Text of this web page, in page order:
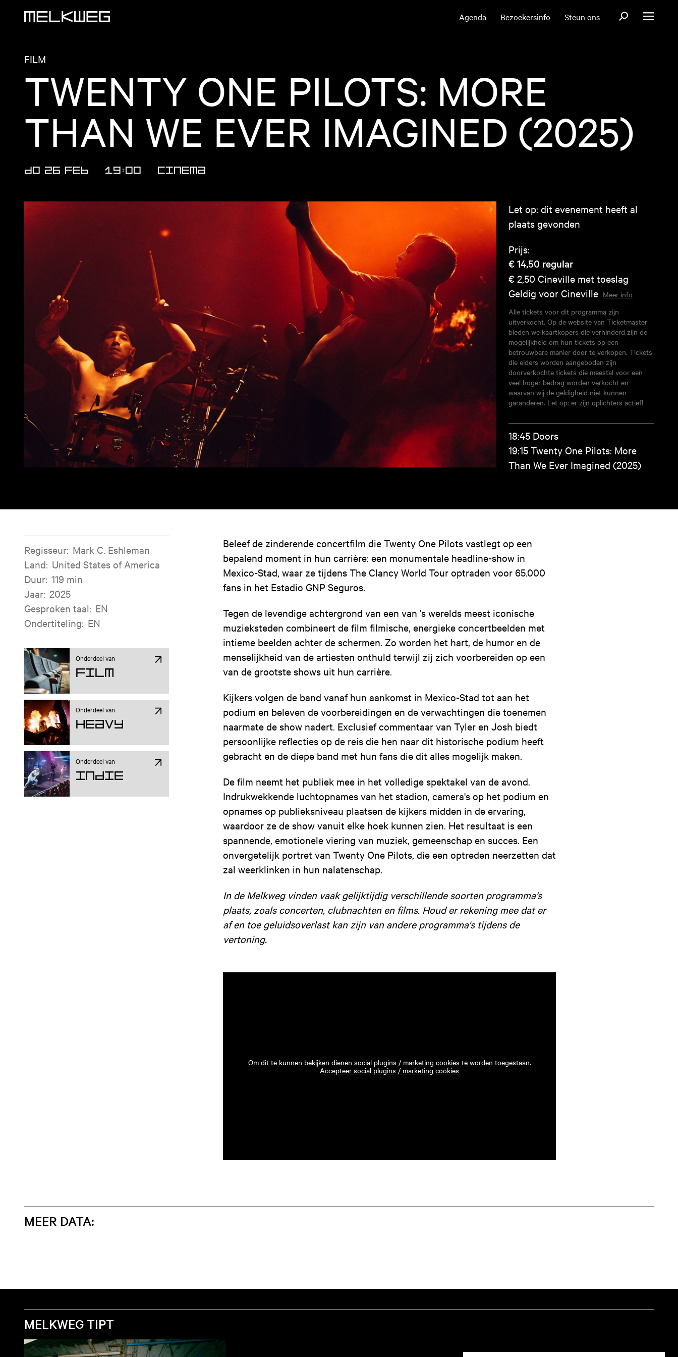
Agenda Bezoekersinfo Steun ons OpenOpen menu
FILM
TWENTY ONE PILOTS: MORE
THAN WE EVER IMAGINED (2025)
DO 26 FEB 19:00 CINEMA
Let op: dit evenement heeft al
plaats gevonden
Prijs:
€ 14,50 regular
€ 2,50 Cineville met toeslag
Geldig voor Cineville Meer info
Alle tickets voor dit programma zijn
uitverkocht. Op de website van Ticketmaster
bieden we kaartkopers die verhinderd zijn de
mogelijkheid om hun tickets op een
betrouwbare manier door te verkopen. Tickets
die elders worden aangeboden zijn
doorverkochte tickets die meestal voor een
veel hoger bedrag worden verkocht en
waarvan wij de geldigheid niet kunnen
garanderen. Let op: er zijn oplichters actief!
18:45 Doors
19:15 Twenty One Pilots: More
Than We Ever Imagined (2025)
Filminformatie
Regisseur: Mark C. Eshleman
Land: United States of America
Duur: 119 min
Jaar: 2025
Gesproken taal: EN
Ondertiteling: EN
Onderdeel van
Film
Onderdeel van
Heavy
Onderdeel van
Indie
Beleef de zinderende concertfilm die Twenty One Pilots vastlegt op een
bepalend moment in hun carrière: een monumentale headline-show in
Mexico-Stad, waar ze tijdens The Clancy World Tour optraden voor 65.000
fans in het Estadio GNP Seguros.
Tegen de levendige achtergrond van een van ’s werelds meest iconische
muzieksteden combineert de film filmische, energieke concertbeelden met
intieme beelden achter de schermen. Zo worden het hart, de humor en de
menselijkheid van de artiesten onthuld terwijl zij zich voorbereiden op een
van de grootste shows uit hun carrière.
Kijkers volgen de band vanaf hun aankomst in Mexico-Stad tot aan het
podium en beleven de voorbereidingen en de verwachtingen die toenemen
naarmate de show nadert. Exclusief commentaar van Tyler en Josh biedt
persoonlijke reflecties op de reis die hen naar dit historische podium heeft
gebracht en de diepe band met hun fans die dit alles mogelijk maken.
De film neemt het publiek mee in het volledige spektakel van de avond.
Indrukwekkende luchtopnames van het stadion, camera's op het podium en
opnames op publieksniveau plaatsen de kijkers midden in de ervaring,
waardoor ze de show vanuit elke hoek kunnen zien. Het resultaat is een
spannende, emotionele viering van muziek, gemeenschap en succes. Een
onvergetelijk portret van Twenty One Pilots, die een optreden neerzetten dat
zal weerklinken in hun nalatenschap.
In de Melkweg vinden vaak gelijktijdig verschillende soorten programma’s
plaats, zoals concerten, clubnachten en films. Houd er rekening mee dat er
af en toe geluidsoverlast kan zijn van andere programma's tijdens de
vertoning.
Om dit te kunnen bekijken dienen social plugins / marketing cookies te worden toegestaan.
Accepteer social plugins / marketing cookies
MEER DATA:
MELKWEG TIPT